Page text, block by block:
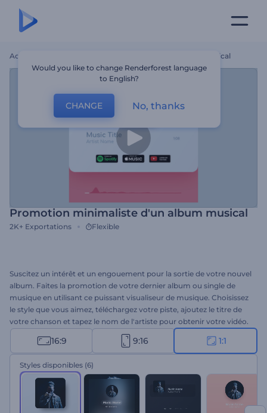
Accueil Promotion Minimaliste D'un Album Musical
Promotion minimaliste d'un album musical
2K+ Exportations Flexible
Suscitez un intérêt et un engouement pour la sortie de votre nouvel
album. Faites la promotion de votre dernier album ou single de
musique en utilisant ce puissant visualiseur de musique. Choisissez
le style que vous aimez, téléchargez votre piste, ajoutez le titre de
votre chanson et tapez le nom de l'artiste pour obtenir votre vidéo.
Amplifiez les rythmes de votre musique grâce à l'onde sonore
sensible. Essayez cette Promotion minimaliste d'album musical dès
aujourd'hui !
16:9 9:16 1:1
Styles disponibles (6)
Would you like to change Renderforest language
to English?
CHANGE No, thanks